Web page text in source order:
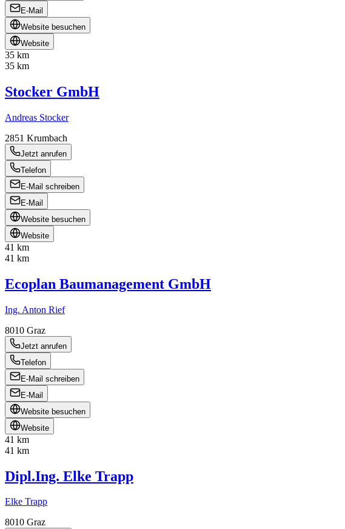
E-Mail
Website besuchen
Website
35 km
35 km
Stocker GmbH
Andreas Stocker
2851 Krumbach
Jetzt anrufen
Telefon
E-Mail schreiben
E-Mail
Website besuchen
Website
41 km
41 km
Ecoplan Baumanagement GmbH
Ing. Anton Rief
8010 Graz
Jetzt anrufen
Telefon
E-Mail schreiben
E-Mail
Website besuchen
Website
41 km
41 km
Dipl.Ing. Elke Trapp
Elke Trapp
8010 Graz